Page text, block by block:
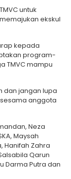
untuk
ekskul
kepada
program-
TMVC mampu
dan jangan lupa
anggota
Neza
Maysah
Hanifah Zahra
Qarun
Darma Putra dan